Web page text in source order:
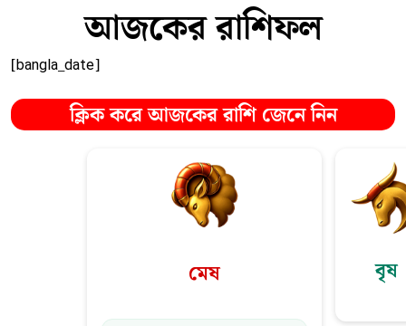
আজকের রাশিফল
[bangla_date]
ক্লিক করে আজকের রাশি জেনে নিন
মেষ বৃষ